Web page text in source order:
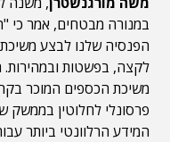
במנורה מבטחים, אמר כי
הפנסיה שלנו לבצע
לקצה, בפשטות ובמהירות.
משיכת הכספים המוכר
פרסונלי לחלוטין
המידע הרלוונטי ביותר